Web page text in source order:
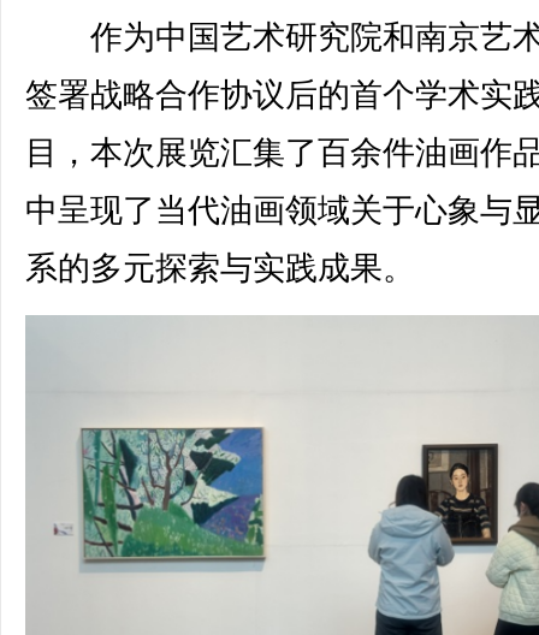
作为中国艺术研究院和南京艺
签署战略合作协议后的首个学术实
目，本次展览汇集了百余件油画作
中呈现了当代油画领域关于心象与
系的多元探索与实践成果。